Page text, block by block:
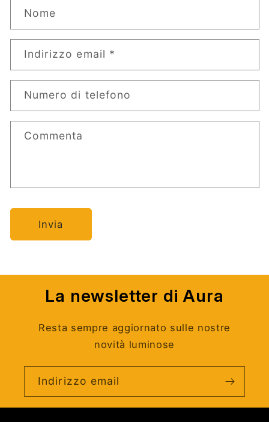
Nome
Indirizzo email *
Numero di telefono
Commenta
Invia
La newsletter di Aura
Resta sempre aggiornato sulle nostre
novità luminose
Indirizzo email